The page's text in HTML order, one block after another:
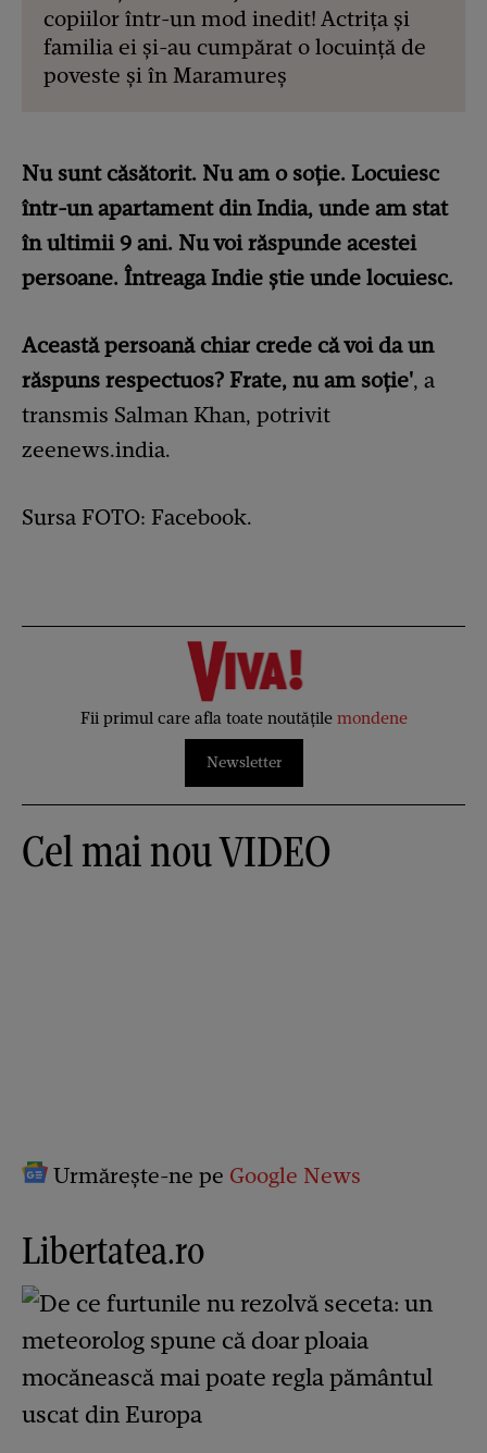
copiilor într-un mod inedit! Actrița și
familia ei și-au cumpărat o locuință de
poveste și în Maramureș
Nu sunt căsătorit. Nu am o soție. Locuiesc
într-un apartament din India, unde am stat
în ultimii 9 ani. Nu voi răspunde acestei
persoane. Întreaga Indie știe unde locuiesc.
Această persoană chiar crede că voi da un
răspuns respectuos? Frate, nu am soție', a
transmis Salman Khan, potrivit
zeenews.india.
Sursa FOTO: Facebook.
Fii primul care afla toate noutățile mondene
Newsletter
Cel mai nou VIDEO
Urmărește-ne pe Google News
Libertatea.ro